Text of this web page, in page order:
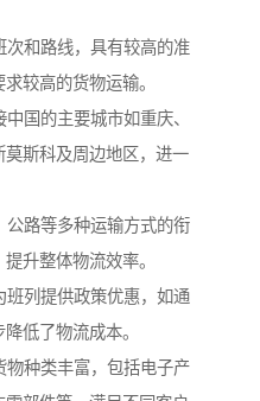
次和路线，具有较高的准
较高的货物运输。
国的主要城市如重庆、
斯科及周边地区，进一
公路等多种运输方式的衔
升整体物流效率。
班列提供政策优惠，如通
低了物流成本。
物种类丰富，包括电子产